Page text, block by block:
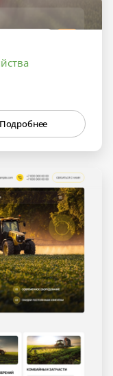
Подробнее